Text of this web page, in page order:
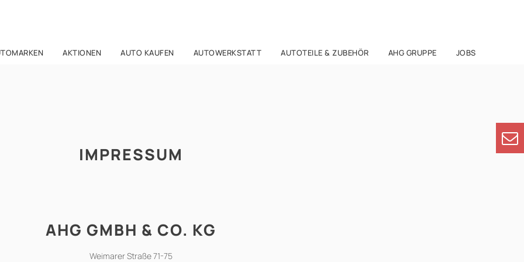
AKTIONEN AUTO KAUFEN AUTOWERKSTATT AUTOTEILE & ZUBEHÖR AHG GRUPPE JOBS
IMPRESSUM
AHG GMBH & CO. KG
Weimarer Straße 71-75